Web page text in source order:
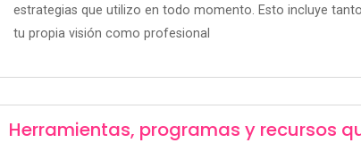
estrategias que utilizo en todo momento. Esto incluye
tu propia visión como profesional
Herramientas, programas y recursos